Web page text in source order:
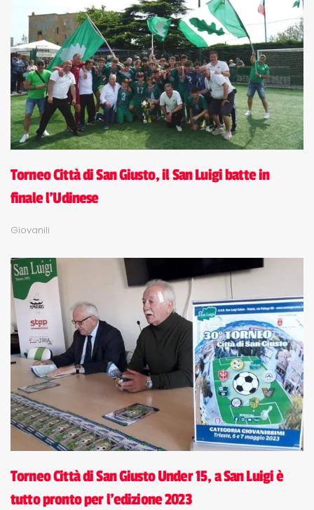
Torneo Città di San Giusto, il San Luigi batte in
finale l'Udinese
Giovanili
Torneo Città di San Giusto Under 15, a San Luigi è
tutto pronto per l'edizione 2023